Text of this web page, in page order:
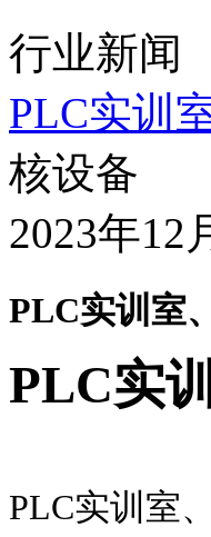
行业新闻
PLC实训
核设备
2023年12
PLC实训室
PLC实
PLC实训室